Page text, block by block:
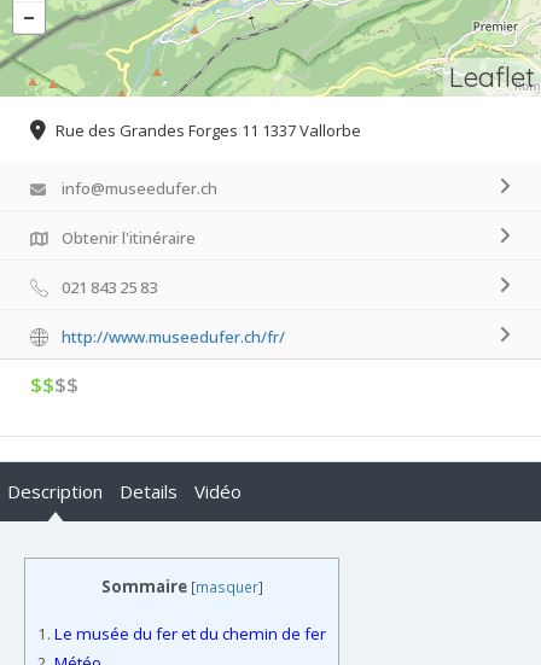
Leaflet
Rue des Grandes Forges 11 1337 Vallorbe
info@museedufer.ch
Obtenir l'itinéraire
021 843 25 83
http://www.museedufer.ch/fr/
$$$$
Description Details Vidéo
Sommaire [masquer]
1. Le musée du fer et du chemin de fer